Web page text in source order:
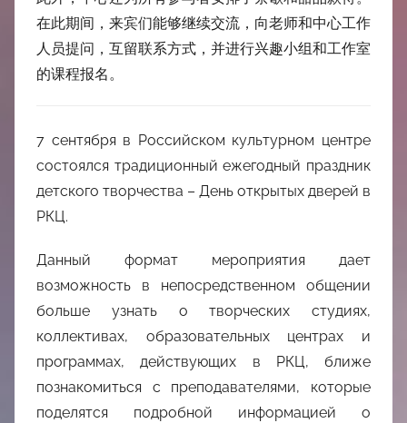
在此期间，来宾们能够继续交流，向老师和中心工作
人员提问，互留联系方式，并进行兴趣小组和工作室
的课程报名。
7 сентября в Российском культурном центре
состоялся традиционный ежегодный праздник
детского творчества – День открытых дверей в
РКЦ.
Данный формат мероприятия дает
возможность в непосредственном общении
больше узнать о творческих студиях,
коллективах, образовательных центрах и
программах, действующих в РКЦ, ближе
познакомиться с преподавателями, которые
поделятся подробной информацией о